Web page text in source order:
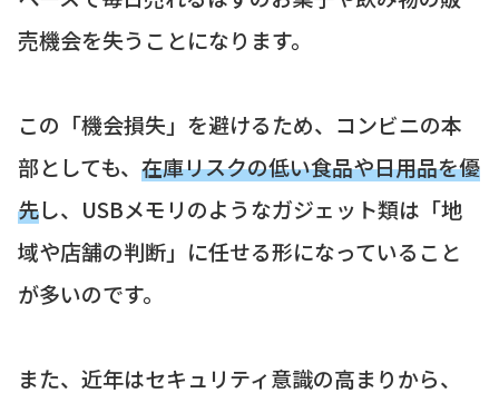
売機会を失うことになります。
この「機会損失」を避けるため、コンビニの本
部としても、 在庫リスクの低い食品や日用品を優
先し、USBメモリのようなガジェット類は「地
域や店舗の判断」に任せる形になっていること
が多いのです。
また、近年はセキュリティ意識の高まりから、